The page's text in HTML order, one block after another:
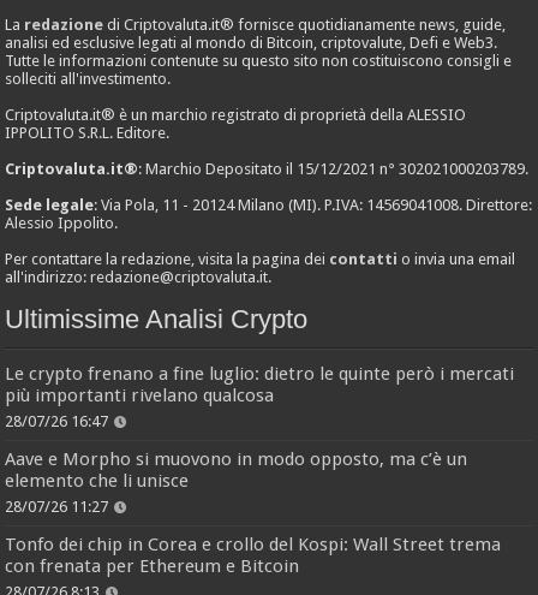
La redazione di Criptovaluta.it® fornisce quotidianamente news, guide,
analisi ed esclusive legati al mondo di Bitcoin, criptovalute, Defi e Web3.
Tutte le informazioni contenute su questo sito non costituiscono consigli e
solleciti all'investimento.
Criptovaluta.it® è un marchio registrato di proprietà della ALESSIO
IPPOLITO S.R.L. Editore.
Criptovaluta.it®: Marchio Depositato il 15/12/2021 n° 302021000203789.
Sede legale: Via Pola, 11 - 20124 Milano (MI). P.IVA: 14569041008. Direttore:
Alessio Ippolito.
Per contattare la redazione, visita la pagina dei contatti o invia una email
all'indirizzo:redazione@criptovaluta.it.
Ultimissime Analisi Crypto
Le crypto frenano a fine luglio: dietro le quinte però i mercati
più importanti rivelano qualcosa
28/07/26 16:47
Aave e Morpho si muovono in modo opposto, ma c’è un
elemento che li unisce
28/07/26 11:27
Tonfo dei chip in Corea e crollo del Kospi: Wall Street trema
con frenata per Ethereum e Bitcoin